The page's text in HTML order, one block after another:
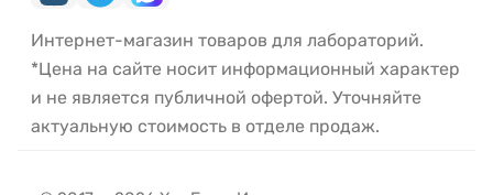
Интернет-магазин товаров для лабораторий.
*Цена на сайте носит информационный характер
и не является публичной офертой. Уточняйте
актуальную стоимость в отделе продаж.